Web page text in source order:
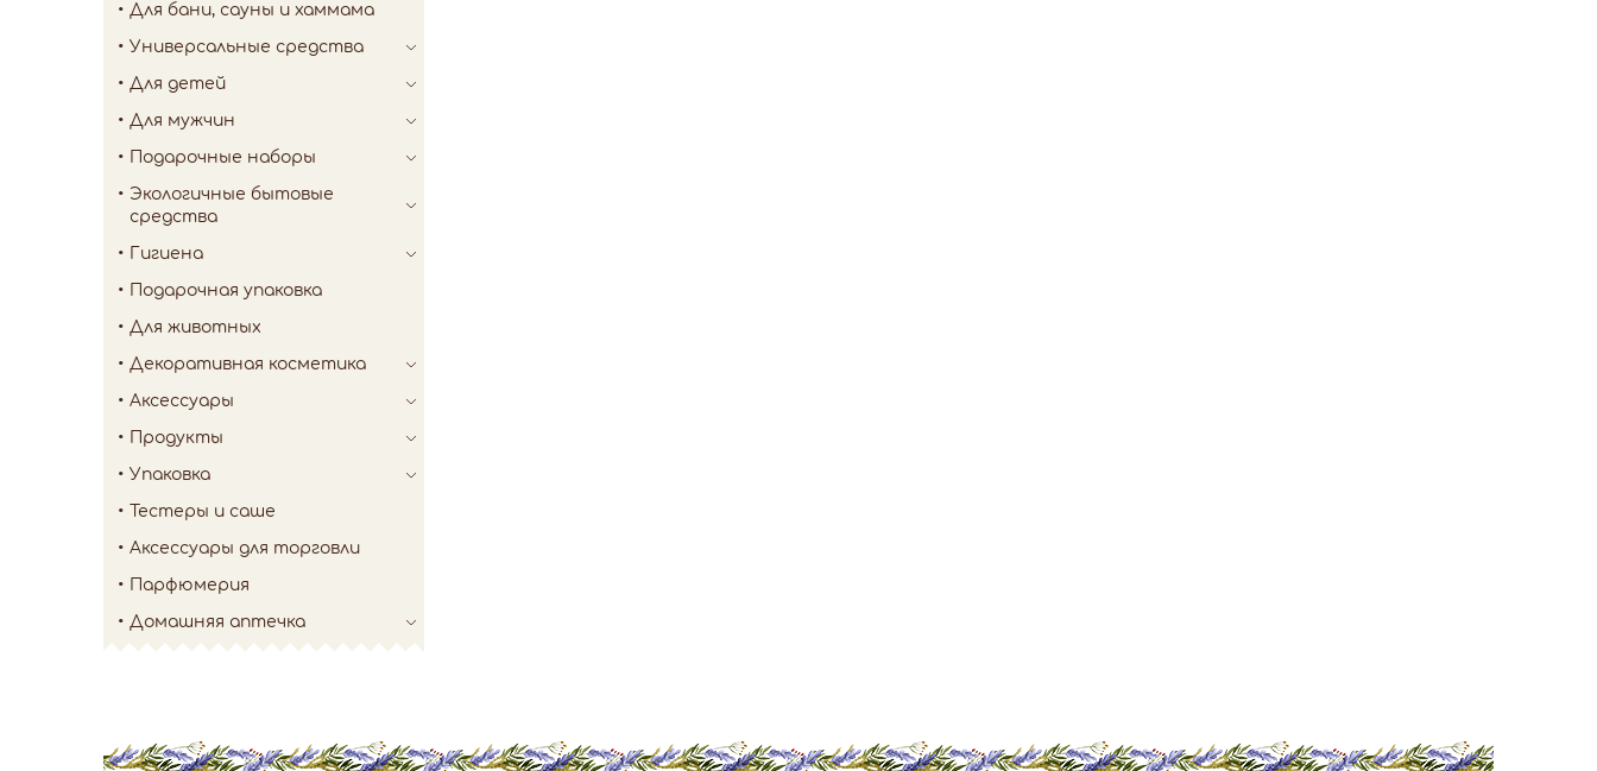
Для бани, сауны и хаммама
Универсальные средства
Для детей
Для мужчин
Подарочные наборы
Экологичные бытовые
средства
Гигиена
Подарочная упаковка
Для животных
Декоративная косметика
Аксессуары
Продукты
Упаковка
Тестеры и саше
Аксессуары для торговли
Парфюмерия
Домашняя аптечка